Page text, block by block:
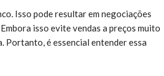
Isso pode resultar em negociações
isso evite vendas a preços muito
Portanto, é essencial entender essa